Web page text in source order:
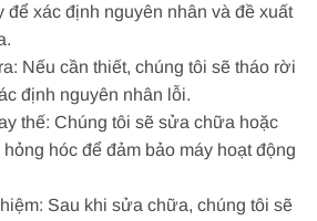
để xác định nguyên nhân và đề xuất
Nếu cần thiết, chúng tôi sẽ tháo rời
định nguyên nhân lỗi.
thế: Chúng tôi sẽ sửa chữa hoặc
hóc để đảm bảo máy hoạt động
Sau khi sửa chữa, chúng tôi sẽ